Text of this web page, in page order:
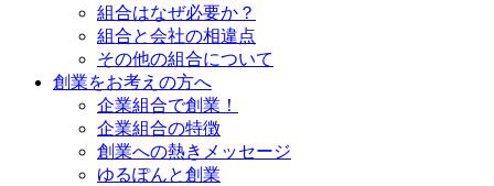
組合はなぜ必要か？
組合と会社の相違点
その他の組合について
創業をお考えの方へ
企業組合で創業！
企業組合の特徴
創業への熱きメッセージ
ゆるぽんと創業